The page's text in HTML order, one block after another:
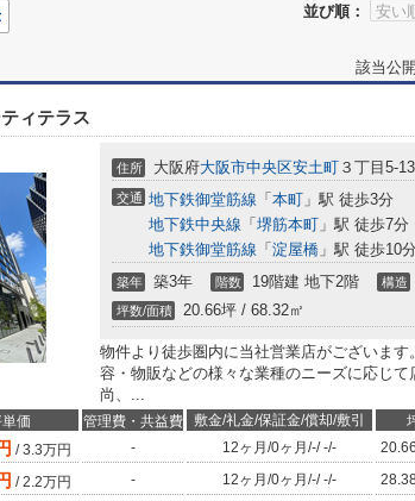
並び順：
該当公
ィテラス
住所 大阪府大阪市中央区安土町 ３丁目5-13
交通 地下鉄御堂筋線 「 本町 」駅 徒歩3分
地下鉄中央線 「 堺筋本町 」駅 徒歩7分
地下鉄御堂筋線 「 淀屋橋 」駅 徒歩10分
築年 築3年 階数 19階建 地下2階 構造
坪数/面積 20.66坪 / 68.32㎡
物件より徒歩圏内に当社営業店がございま
容・物販などの様々な業種のニーズに応じて
尚、...
価 管理費・共益費 敷金/礼金/保証金/償却/敷引
/3.3万円 - 12ヶ月 /0ヶ月 /-/-/-
/2.2万円 - 12ヶ月 /0ヶ月 /-/-/-